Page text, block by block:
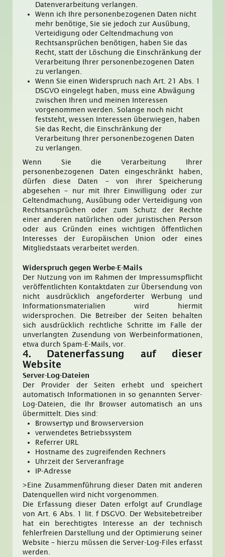
Datenverarbeitung verlangen.
Wenn ich Ihre personenbezogenen Daten nicht
mehr benötige, Sie sie jedoch zur Ausübung,
Verteidigung oder Geltendmachung von
Rechtsansprüchen benötigen, haben Sie das
Recht, statt der Löschung die Einschränkung der
Verarbeitung Ihrer personenbezogenen Daten
zu verlangen.
Wenn Sie einen Widerspruch nach Art. 21 Abs. 1
DSGVO eingelegt haben, muss eine Abwägung
zwischen Ihren und meinen Interessen
vorgenommen werden. Solange noch nicht
feststeht, wessen Interessen überwiegen, haben
Sie das Recht, die Einschränkung der
Verarbeitung Ihrer personenbezogenen Daten
zu verlangen.
Wenn Sie die Verarbeitung Ihrer
personenbezogenen Daten eingeschränkt haben,
dürfen diese Daten – von ihrer Speicherung
abgesehen – nur mit Ihrer Einwilligung oder zur
Geltendmachung, Ausübung oder Verteidigung von
Rechtsansprüchen oder zum Schutz der Rechte
einer anderen natürlichen oder juristischen Person
oder aus Gründen eines wichtigen öffentlichen
Interesses der Europäischen Union oder eines
Mitgliedstaats verarbeitet werden.
Widerspruch gegen Werbe-E-Mails
Der Nutzung von im Rahmen der Impressumspflicht
veröffentlichten Kontaktdaten zur Übersendung von
nicht ausdrücklich angeforderter Werbung und
Informationsmaterialien wird hiermit
widersprochen. Die Betreiber der Seiten behalten
sich ausdrücklich rechtliche Schritte im Falle der
unverlangten Zusendung von Werbeinformationen,
etwa durch Spam-E-Mails, vor.
4. Datenerfassung auf dieser
Website
Server-Log-Dateien
Der Provider der Seiten erhebt und speichert
automatisch Informationen in so genannten Server-
Log-Dateien, die Ihr Browser automatisch an uns
übermittelt. Dies sind:
Browsertyp und Browserversion
verwendetes Betriebssystem
Referrer URL
Hostname des zugreifenden Rechners
Uhrzeit der Serveranfrage
IP-Adresse
>Eine Zusammenführung dieser Daten mit anderen
Datenquellen wird nicht vorgenommen.
Die Erfassung dieser Daten erfolgt auf Grundlage
von Art. 6 Abs. 1 lit. f DSGVO. Der Websitebetreiber
hat ein berechtigtes Interesse an der technisch
fehlerfreien Darstellung und der Optimierung seiner
Website – hierzu müssen die Server-Log-Files erfasst
werden.